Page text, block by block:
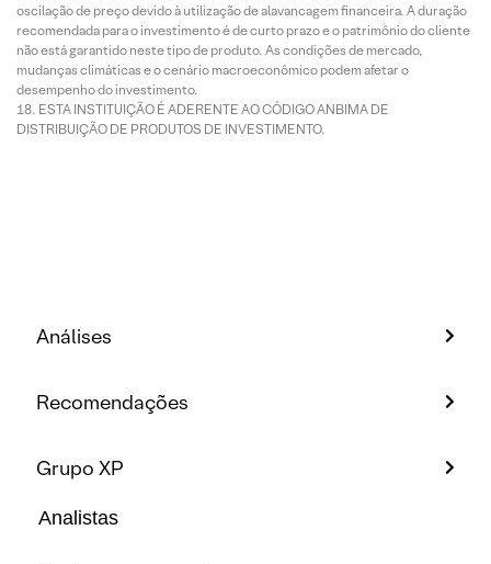
oscilação de preço devido à utilização de alavancagem financeira. A duração
recomendada para o investimento é de curto prazo e o patrimônio do cliente
não está garantido neste tipo de produto. As condições de mercado,
mudanças climáticas e o cenário macroeconômico podem afetar o
desempenho do investimento.
ESTA INSTITUIÇÃO É ADERENTE AO CÓDIGO ANBIMA DE
DISTRIBUIÇÃO DE PRODUTOS DE INVESTIMENTO.
Análises
Recomendações
Grupo XP
Analistas